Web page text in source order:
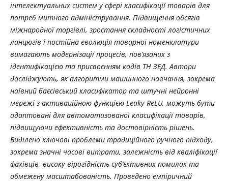
інтелектуальних систем у сфері класифікації товарів для
потреб митного адміністрування. Підвищення обсягів
міжнародної торгівлі, зростання складності логістичних
ланцюгів і постійна еволюція товарної номенклатури
вимагають модернізації процесів, пов’язаних з
ідентифікацією та присвоєнням кодів ТН ЗЕД. Автори
досліджують, як алгоритми машинного навчання, зокрема
наївний баєсівський класифікатор та штучні нейронні
мережі з активаційною функцією Leaky ReLU, можуть бути
адаптовані для автоматизованої класифікації товарів,
підвищуючи ефективність та достовірність рішень.
Виділено ключові проблеми традиційного ручного підходу,
зокрема значні часові витрати, залежність від кваліфікації
фахівців, високу вірогідність суб’єктивних помилок та
обмежену масштабованість. Проведено емпіричний